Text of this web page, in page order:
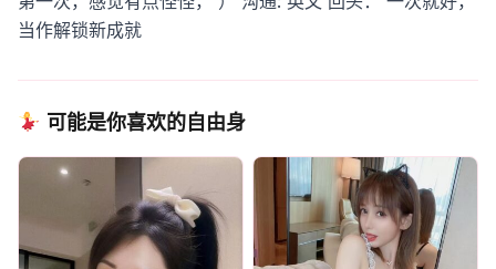
当作解锁新成就
可能是你喜欢的自由身